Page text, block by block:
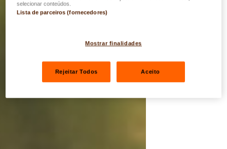
selecionar conteúdos.
Lista de parceiros (fornecedores)
Mostrar finalidades
Rejeitar Todos Aceito